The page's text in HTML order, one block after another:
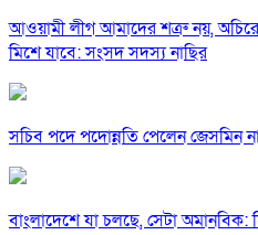
আওয়ামী লীগ আমাদের শত্রু নয়,
মিশে যাবে: সংসদ সদস্য নাছির
সচিব পদে পদোন্নতি পেলেন জেসমিন
বাংলাদেশে যা চলছে, সেটা অমানবিক: